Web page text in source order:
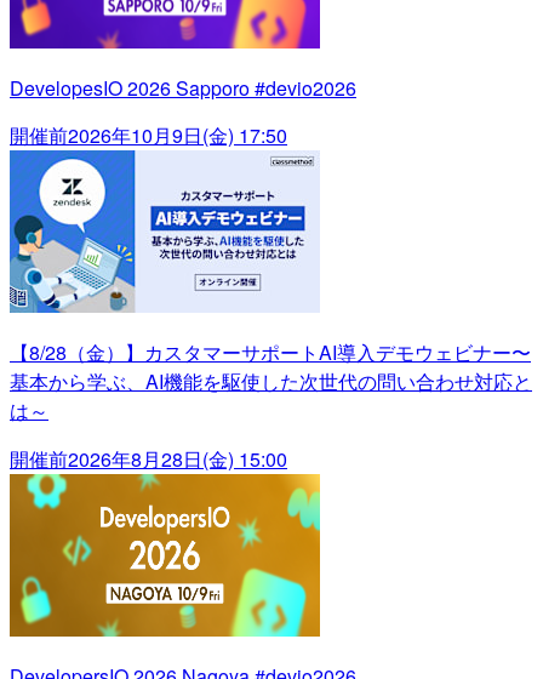
DevelopesIO 2026 Sapporo #devio2026
開催前2026年10月9日(金) 17:50
【8/28（金）】カスタマーサポートAI導入デモウェビナー〜
基本から学ぶ、AI機能を駆使した次世代の問い合わせ対応と
は～
開催前2026年8月28日(金) 15:00